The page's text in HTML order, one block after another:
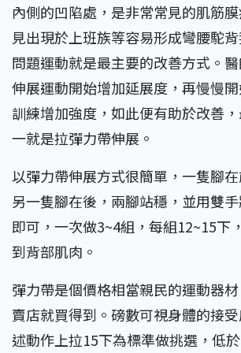
內側的凹陷處，是非常常見的肌筋
見出現於上班族等容易形成彎腰駝
問題運動就是最主要的改善方式。
伸展運動開始增加延展度，再慢慢
訓練增加強度，如此便有助於改善
一就是拉彈力帶伸展。
以彈力帶伸展方式很簡單，一隻腳在
另一隻腳在後，兩腳站穩，並用雙
即可，一次做3~4組，每組12~15下
到背部肌肉。
彈力帶是個價格相當親民的運動器
賣店就買得到。磅數可視身體的接
述動作上拉15下為標準做挑選，低